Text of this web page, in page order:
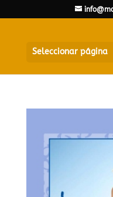
Seleccionar página